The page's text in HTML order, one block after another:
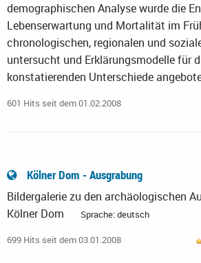
demographischen Analyse wurde die
Lebenserwartung und Mortalität im
chronologischen, regionalen und
untersucht und Erklärungsmodelle für
konstatierenden Unterschiede
601 Hits seit dem 01.02.2008
Kölner Dom - Ausgrabung
Bildergalerie zu den archäologischen
Kölner Dom
Sprache: deutsch
699 Hits seit dem 03.01.2008